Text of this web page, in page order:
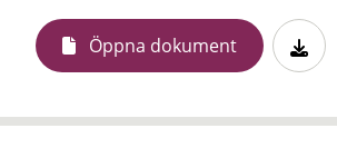
Öppna dokument